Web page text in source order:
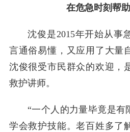
在危急时刻帮
沈俊是2015年开始从事
言通俗易懂，又应用了大量
沈俊很受市民群众的欢迎，
救护讲师。
“一个人的力量毕竟是有
学会救护技能。老百姓多了